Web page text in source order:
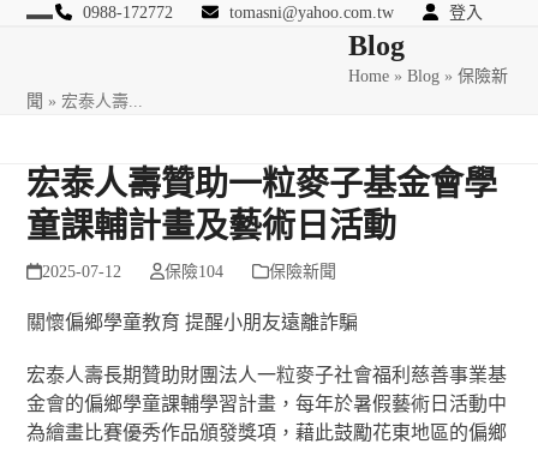
Skip
0988-172772 tomasni@yahoo.com.tw 登入
匯豐國際風險管理顧問Blog
Home »Blog »保險新
聞 » 宏泰人壽...
宏泰人壽贊助一粒麥子基金會學
童課輔計畫及藝術日活動
2025-07-12 保險104 保險新聞
關懷偏鄉學童教育 提醒小朋友遠離詐騙
宏泰人壽長期贊助財團法人一粒麥子社會福利慈善事業基
金會的偏鄉學童課輔學習計畫，每年於暑假藝術日活動中
為繪畫比賽優秀作品頒發獎項，藉此鼓勵花東地區的偏鄉